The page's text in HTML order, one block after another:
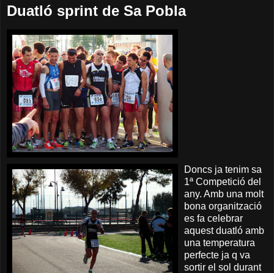
Duatló sprint de Sa Pobla
Doncs ja tenim sa
1ª Competició del
any. Amb una molt
bona organització
es fa celebrar
aquest duatló amb
una temperatura
perfecte ja q va
sortir el sol durant